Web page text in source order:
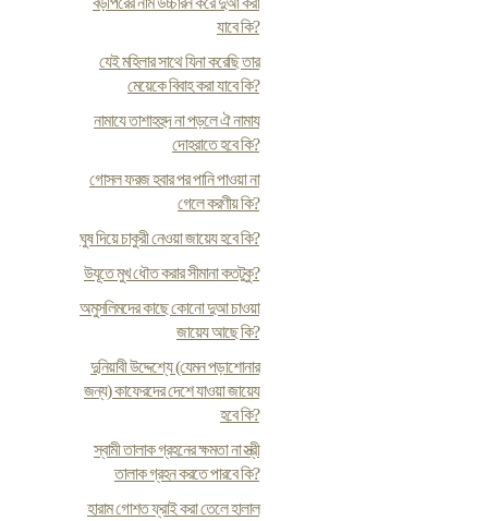
যাবে কি?
যেই মহিলার সাথে যিনা করেছি তার
মেয়েকে বিবাহ করা যাবে কি?
নামাযে তাশাহহুদ না পড়লে ঐ নামায
দোহরাতে হবে কি?
গোসল ফরজ হবার পর পানি পাওয়া না
গেলে করণীয় কি?
ঘুষ দিয়ে চাকুরী নেওয়া জায়েয হবে কি?
উযূতে মুখ ধৌত করার সীমানা কতটুকু?
অমুসলিমদের কাছে কোনো দুআ চাওয়া
জায়েয আছে কি?
দুনিয়াবী উদ্দেশ্যে (যেমন পড়াশোনার
জন্য) কাফেরদের দেশে যাওয়া জায়েয
হবে কি?
স্বামী তালাক গ্রহনের ক্ষমতা না স্ত্রী
তালাক গ্রহন করতে পারবে কি?
হারাম গোশত ফ্রাই করা তেলে হালাল